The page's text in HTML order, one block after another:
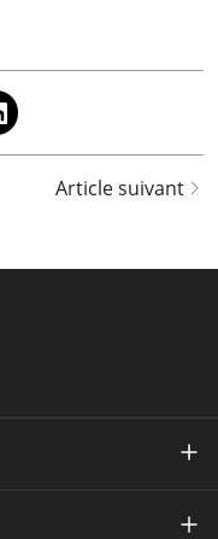
Article suivant